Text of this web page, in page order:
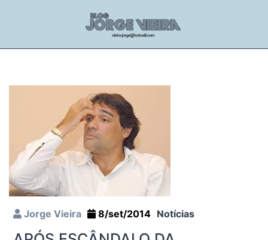
Jorge Vieira 8/set/2014 Notícias